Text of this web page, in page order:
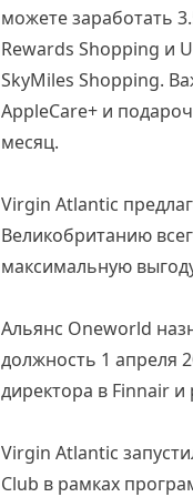
можете заработать
Rewards Shopping и
SkyMiles Shopping.
AppleCare+ и
месяц.
Virgin Atlantic
Великобританию
максимальную
Альянс Oneworld
должность 1 апреля
директора в Finnair
Virgin Atlantic
Club в рамках